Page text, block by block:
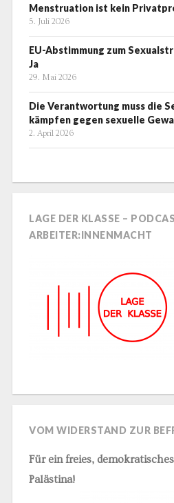
Menstruation ist kein
5. Juli 2026
EU-Abstimmung zum
Ja
29. Mai 2026
Die Verantwortung muss die
kämpfen gegen sexuelle
2. April 2026
LAGE DER KLASSE –
ARBEITER:INNENMACHT
VOM WIDERSTAND ZUR
Für ein freies,
Palästina!